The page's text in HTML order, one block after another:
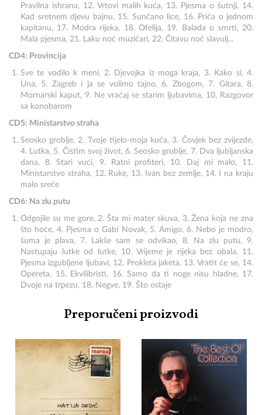
Pravilna ishrana, 12. Vrtovi malih kuća, 13. Pjesma o šutnji, 14.
Kad sretnem djevu bajnu, 15. Sunčano lice, 16. Priča o jednom
kapitanu, 17. Modra rijeka, 18. Ofelija, 19. Balada o smrti, 20.
Mala pjesma, 21. Laku noć muzičari, 22. Čitavu noć slavulj...
CD4: Provincija
Sve te vodilo k meni, 2. Djevojka iz moga kraja, 3. Kako si, 4.
Una, 5. Zagreb i ja se volimo tajno, 6. Zbogom, 7. Gitara, 8.
Mornarski kaput, 9. Ne vraćaj se starim ljubavima, 10. Razgovor
sa konobarom
CD5: Ministarstvo straha
Seosko groblje, 2. Tvoje tijelo-moja kuća, 3. Čovjek bez zvijezde,
4. Lutka, 5. Čistim svoj život, 6. Seosko groblje, 7. Dva ljubljanska
dana, 8. Stari vuci, 9. Ratni profiteri, 10. Daj mi malo, 11.
Ministarstvo straha, 12. Ruke, 13. Ivan bez zemlje, 14. I na kraju
malo sreće
CD6: Na zlu putu
Odgojile su me gore, 2. Šta mi mater skuva, 3. Žena koja ne zna
što hoće, 4. Pjesma o Gabi Novak, 5. Amigo, 6. Nebo je modro,
šuma je plava, 7. Lakše sam se odvikao, 8. Na zlu putu, 9.
Nastupaju lutke od lutke, 10. Vrijeme je rijeka bez obala, 11.
Pjesma izgubljene ljubavi, 12. Prokleta jaketa, 13. Vratit će se, 14.
Opereta, 15. Ekvilibristi, 16. Samo da ti noge nisu hladne, 17.
Dvoje na trpezu, 18. Negve, 19. Što ostaje
Preporučeni proizvodi